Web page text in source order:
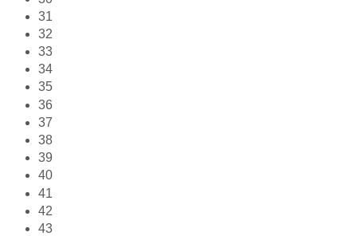
31
32
33
34
35
36
37
38
39
40
41
42
43